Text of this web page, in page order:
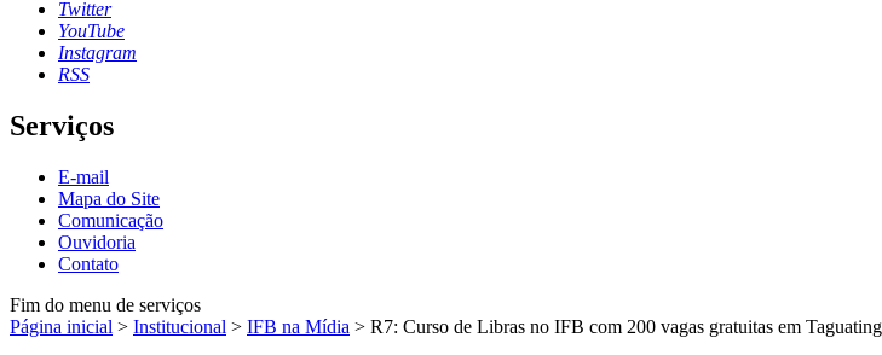
Twitter
YouTube
Instagram
RSS
Serviços
E-mail
Mapa do Site
Comunicação
Ouvidoria
Contato
Fim do menu de serviços
Página inicial > Institucional > IFB na Mídia > R7: Curso de Libras no IFB com 200 vagas gratuitas em